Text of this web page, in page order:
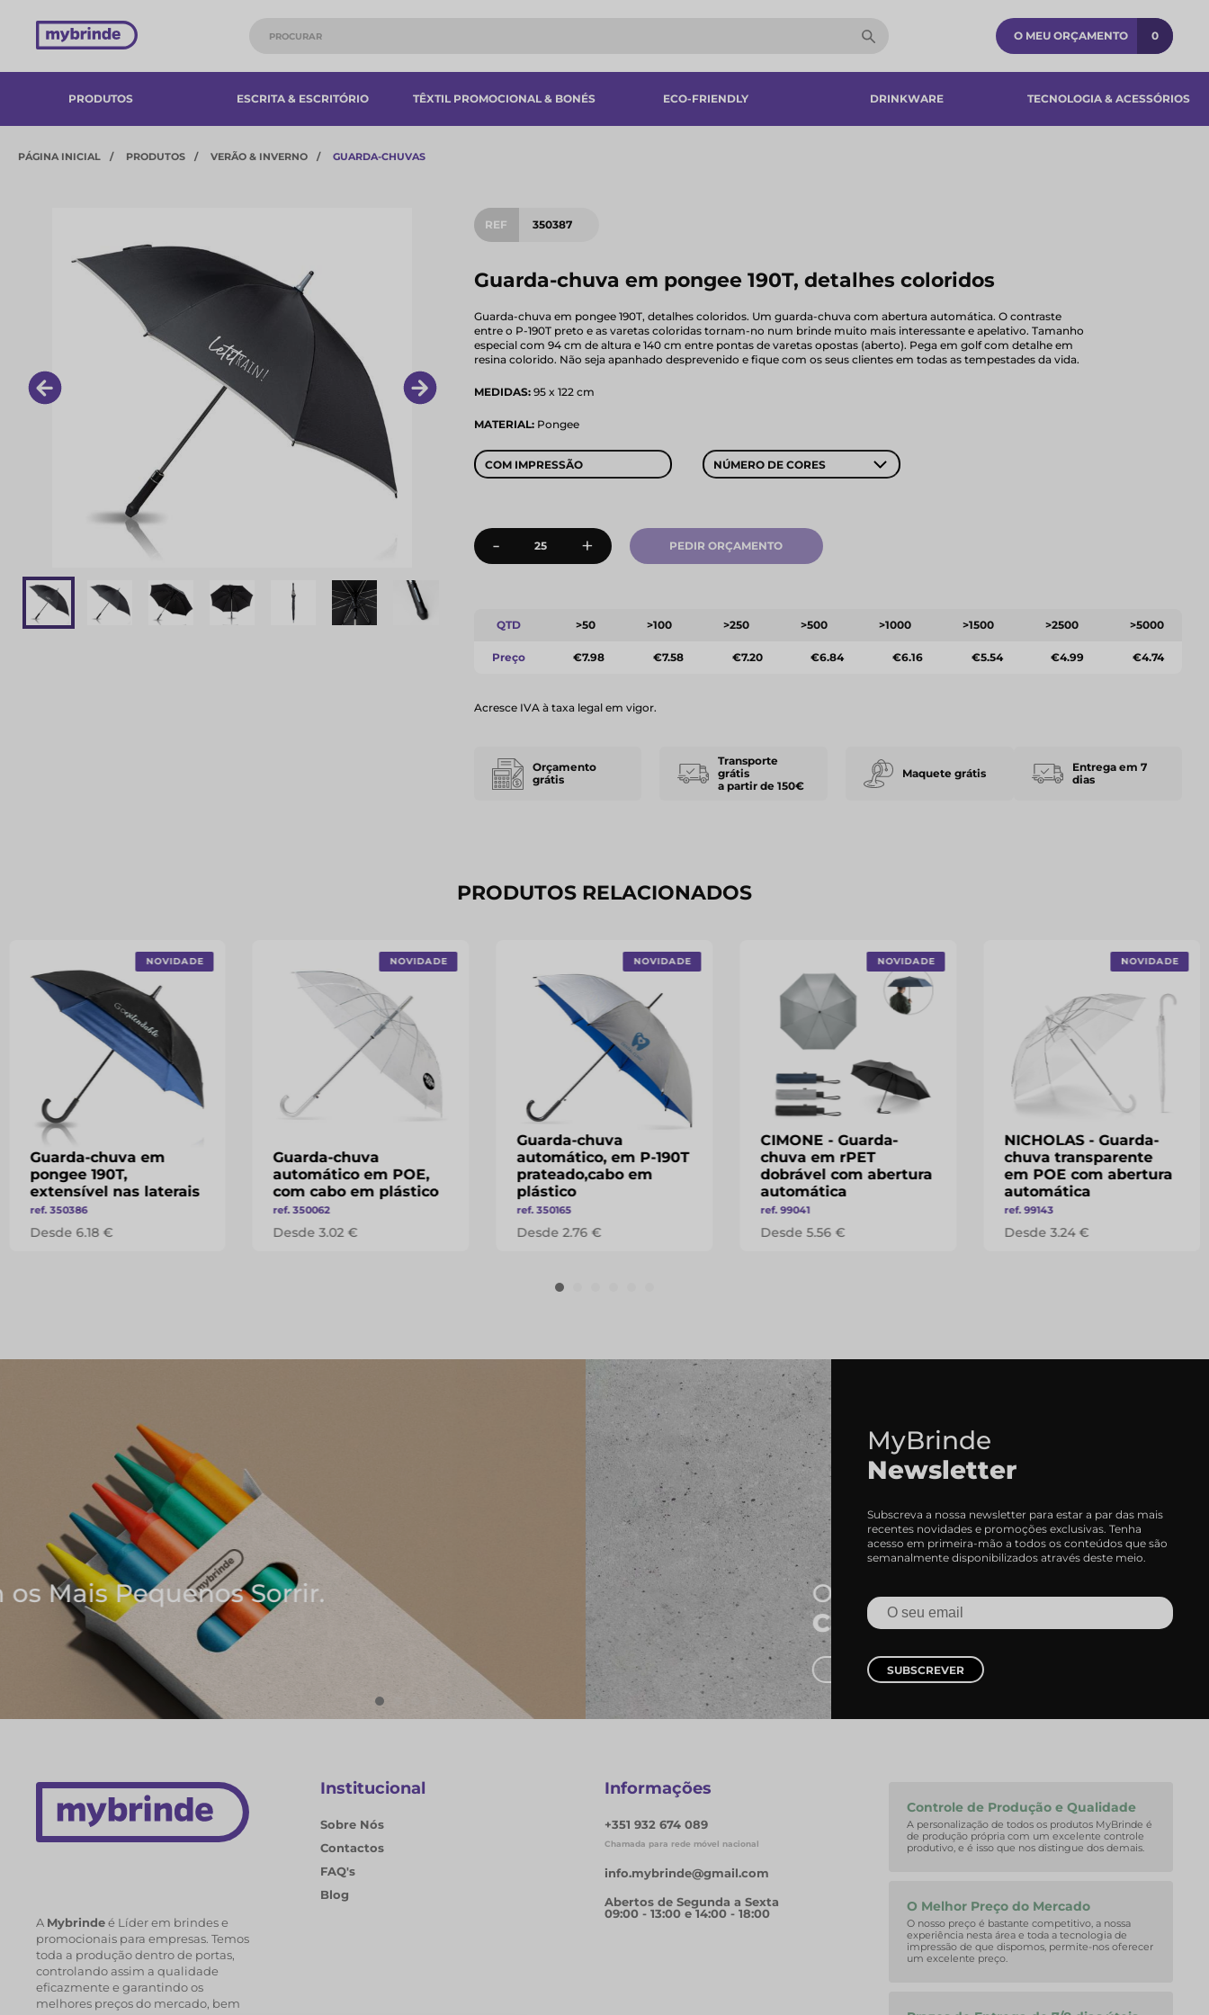
O MEU ORÇAMENTO 0
PRODUTOS ESCRITA & ESCRITÓRIO TÊXTIL PROMOCIONAL & BONÉS ECO-FRIENDLY DRINKWARE TECNOLOGIA & ACESSÓRIOS​
PÁGINA INICIAL PRODUTOS VERÃO & INVERNO GUARDA-CHUVAS
REF 350387
Guarda-chuva em pongee 190T, detalhes coloridos
Guarda-chuva em pongee 190T, detalhes coloridos. Um guarda-chuva com abertura automática. O contraste
entre o P-190T preto e as varetas coloridas tornam-no num brinde muito mais interessante e apelativo. Tamanho
especial com 94 cm de altura e 140 cm entre pontas de varetas opostas (aberto). Pega em golf com detalhe em
resina colorido. Não seja apanhado desprevenido e fique com os seus clientes em todas as tempestades da vida.
MEDIDAS:95 x 122 cm
MATERIAL:Pongee
COM IMPRESSÃO NÚMERO DE CORES
- + PEDIR ORÇAMENTO
QTD >50 >100 >250 >500 >1000 >1500 >2500 >5000
Preço €7.98 €7.58 €7.20 €6.84 €6.16 €5.54 €4.99 €4.74
Acresce IVA à taxa legal em vigor.
Orçamento
grátis
Transporte
grátis
a partir de 150€
Maquete grátis
Entrega em 7
dias
PRODUTOS RELACIONADOS
NOVIDADE
Guarda-chuva em
pongee 190T,
extensível nas laterais
ref. 350386
Desde 6.18 €
NOVIDADE
Guarda-chuva
automático em POE,
com cabo em plástico
ref. 350062
Desde 3.02 €
NOVIDADE
Guarda-chuva
automático, em P-190T
prateado,cabo em
plástico
ref. 350165
Desde 2.76 €
NOVIDADE
CIMONE - Guarda-
chuva em rPET
dobrável com abertura
automática
ref. 99041
Desde 5.56 €
NOVIDADE
NICHOLAS - Guarda-
chuva transparente
em POE com abertura
automática
ref. 99143
Desde 3.24 €
Onde Nascem As Melhores Ideias
Cadernos e Blocos de Notas
EXPLORAR CADERNOS
MyBrinde
Newsletter
Subscreva a nossa newsletter para estar a par das mais
recentes novidades e promoções exclusivas. Tenha
acesso em primeira-mão a todos os conteúdos que são
semanalmente disponibilizados através deste meio.
SUBSCREVER
A Mybrindeé Líder em brindes e
promocionais para empresas. Temos
toda a produção dentro de portas,
controlando assim a qualidade
eficazmente e garantindo os
melhores preços do mercado, bem
Institucional
Sobre Nós
Contactos
FAQ's
Blog
Informações
+351 932 674 089
Chamada para rede móvel nacional
info.mybrinde@gmail.com
Abertos de Segunda a Sexta
09:00 - 13:00 e 14:00 - 18:00
Controle de Produção e Qualidade
A personalização de todos os produtos MyBrinde é
de produção própria com um excelente controle
produtivo, e é isso que nos distingue dos demais.
O Melhor Preço do Mercado
O nosso preço é bastante competitivo, a nossa
experiência nesta área e toda a tecnologia de
impressão de que dispomos, permite-nos oferecer
um excelente preço.